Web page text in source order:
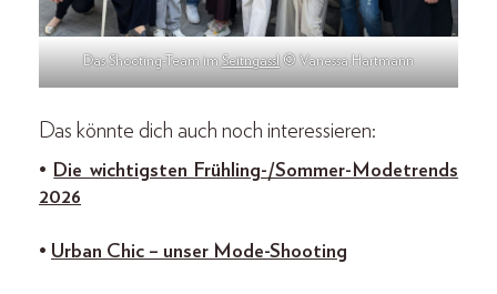
Das Shooting-Team im Seitngassl © Vanessa Hartmann
Das könnte dich auch noch interessieren:
• Die wichtigsten Frühling-/Sommer-Modetrends
2026
• Urban Chic – unser Mode-Shooting